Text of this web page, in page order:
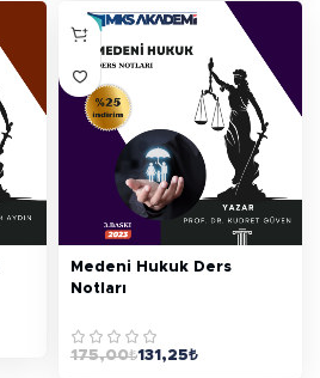
Medeni Hukuk Ders
Notları
175,00₺131,25₺